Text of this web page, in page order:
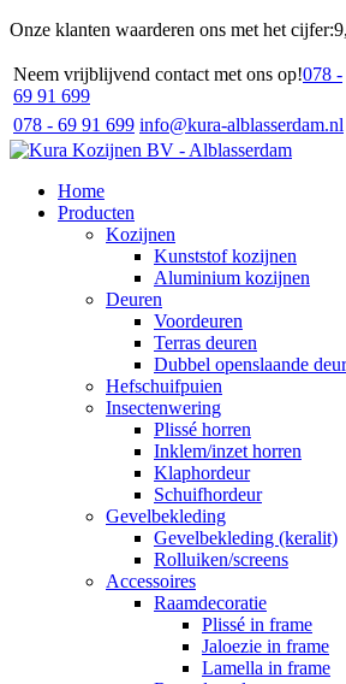
Onze klanten waarderen ons met het cijfer:
Neem vrijblijvend contact met ons op!078 -
69 91 699
078 - 69 91 699 info@kura-alblasserdam.nl
Home
Producten
Kozijnen
Kunststof kozijnen
Aluminium kozijnen
Deuren
Voordeuren
Terras deuren
Dubbel openslaande
Hefschuifpuien
Insectenwering
Plissé horren
Inklem/inzet horren
Klaphordeur
Schuifhordeur
Gevelbekleding
Gevelbekleding (keralit)
Rolluiken/screens
Accessoires
Raamdecoratie
Plissé in frame
Jaloezie in frame
Lamella in frame